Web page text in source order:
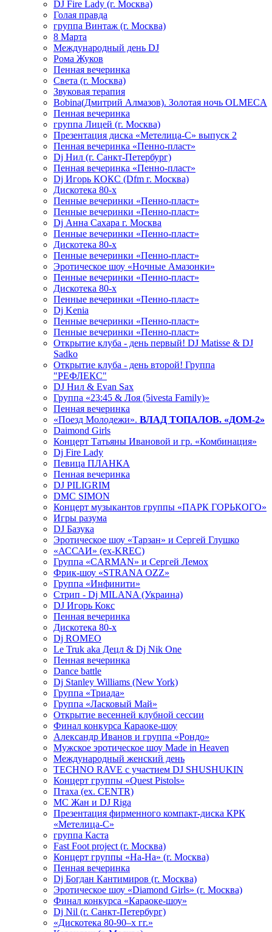
DJ Fire Lady (г. Москва)
Голая правда
группа Винтаж (г. Москва)
8 Марта
Международный день DJ
Рома Жуков
Пенная вечеринка
Света (г. Москва)
Звуковая терапия
Bobina(Дмитрий Алмазов). Золотая ночь OLMECA
Пенная вечеринка
группа Лицей (г. Москва)
Презентация диска «Метелица-С» выпуск 2
Пенная вечеринка «Пенно-пласт»
Dj Нил (г. Санкт-Петербург)
Пенная вечеринка «Пенно-пласт»
Dj Игорь КОКС (Dfm г. Москва)
Дискотека 80-х
Пенные вечеринки «Пенно-пласт»
Пенные вечеринки «Пенно-пласт»
Dj Анна Сахара г. Москва
Пенные вечеринки «Пенно-пласт»
Дискотека 80-х
Пенные вечеринки «Пенно-пласт»
Эротическое шоу «Ночные Амазонки»
Пенные вечеринки «Пенно-пласт»
Дискотека 80-х
Пенные вечеринки «Пенно-пласт»
Dj Kenia
Пенные вечеринки «Пенно-пласт»
Пенные вечеринки «Пенно-пласт»
Открытие клуба - день первый! DJ Matisse & DJ
Sadko
Открытие клуба - день второй! Группа
"РЕФЛЕКС"
DJ Нил & Evan Sax
Группа «23:45 & Лоя (5ivesta Family)»
Пенная вечеринка
«Поезд Молодежи». ВЛАД ТОПАЛОВ. «ДОМ-2»
Daimond Girls
Концерт Татьяны Ивановой и гр. «Комбинация»
Dj Fire Lady
Певица ПЛАНКА
Пенная вечеринка
DJ PILIGRIM
DMC SIMON
Концерт музыкантов группы «ПАРК ГОРЬКОГО»
Игры разума
DJ Базука
Эротическое шоу «Тарзан» и Сергей Глушко
«АССАИ» (ex-KREC)
Группа «CARMAN» и Сергей Лемох
Фрик-шоу «STRANA OZZ»
Группа «Инфинити»
Стрип - Dj MILANA (Украина)
DJ Игорь Кокс
Пенная вечеринка
Дискотека 80-х
Dj ROMEO
Le Truk aka Децл & Dj Nik One
Пенная вечеринка
Dance battle
Dj Stanley Williams (New York)
Группа «Триада»
Группа «Ласковый Май»
Открытие весенней клубной сессии
Финал конкурса Караоке-шоу
Александр Иванов и группа «Рондо»
Мужское эротическое шоу Made in Heaven
Международный женский день
TECHNO RAVE с участием DJ SHUSHUKIN
Концерт группы «Quest Pistols»
Птаха (ex. CENTR)
МС Жан и DJ Riga
Презентация фирменного компакт-диска КРК
«Метелица-С»
группа Каста
Fast Foot project (г. Москва)
Концерт группы «На-На» (г. Москва)
Пенная вечеринка
Dj Богдан Кантимиров (г. Москва)
Эротическое шоу «Diamond Girls» (г. Москва)
Финал конкурса «Караоке-шоу»
Dj Nil (г. Санкт-Петербург)
«Дискотека 80-90–х гг.»